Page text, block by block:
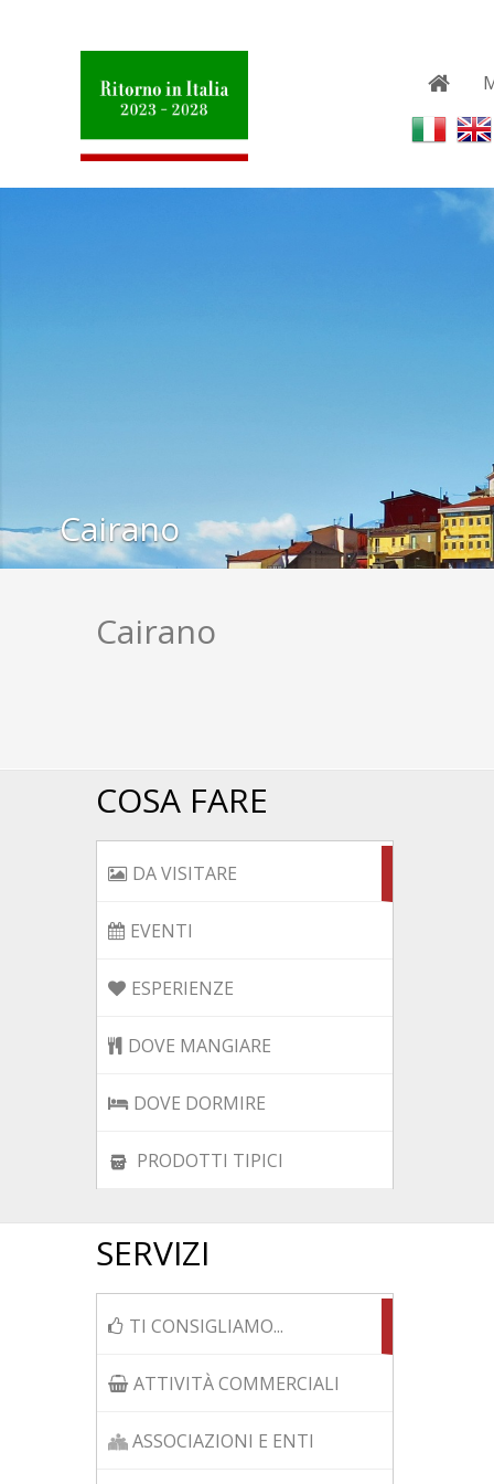
Cairano
Cairano
ALCUNE IDEE A CAIRANO
COSA FARE
DA VISITARE
EVENTI
ESPERIENZE
DOVE MANGIARE
DOVE DORMIRE
PRODOTTI TIPICI
SERVIZI
TI CONSIGLIAMO...
ATTIVITÀ COMMERCIALI
ASSOCIAZIONI E ENTI